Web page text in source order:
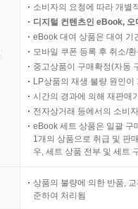
소비자의 요청에 따라 개별
디지털 컨텐츠인 eBook,
eBook 대여 상품은 대여 기
모바일 쿠폰 등록 후 취소/
중고상품이 구매확정(자동
LP상품의 재생 불량 원인
시간의 경과에 의해 재판매
전자상거래 등에서의 소비
eBook 세트 상품은 일괄 구
1개의 상품으로 취급 및 판
우, 세트 상품 전부 및 세트
상품의 불량에 의한 반품,
준하여 처리됨